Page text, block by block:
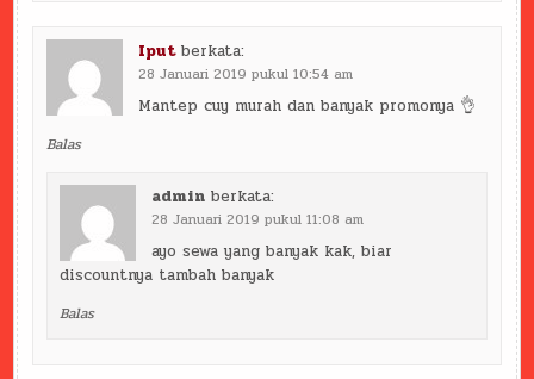
Iput berkata:
28 Januari 2019 pukul 10:54 am
Mantep cuy murah dan banyak promonya 👌
Balas
admin berkata:
28 Januari 2019 pukul 11:08 am
ayo sewa yang banyak kak, biar
discountnya tambah banyak
Balas